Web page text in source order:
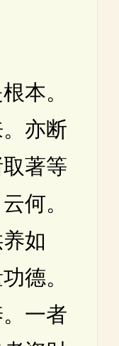
本。
亦断
著等
何。
如
德。
一者